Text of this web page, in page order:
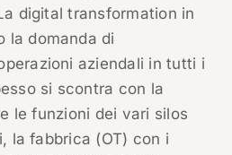
digital transformation in
la domanda di
aziendali in tutti i
si scontra con la
le funzioni dei vari silos
la fabbrica (OT) con i